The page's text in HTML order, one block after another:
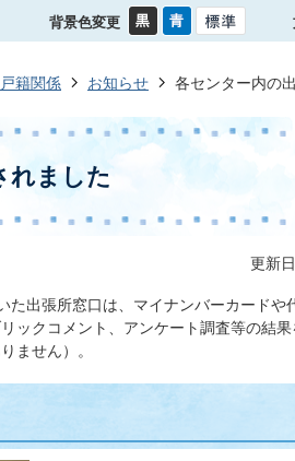
背景色変更
籍関係 お知らせ 各センター内の
れました
更新
出張所窓口は、マイナンバーカードや
ックコメント、アンケート調査等の結
ません）。